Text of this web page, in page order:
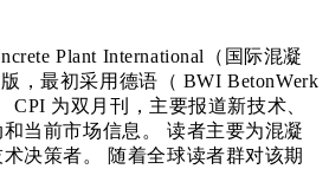
Plant International（国际混凝
，最初采用德语（ BWI BetonWerk
CPI 为双月刊，主要报道新技术、
当前市场信息。 读者主要为混凝
决策者。 随着全球读者群对该期